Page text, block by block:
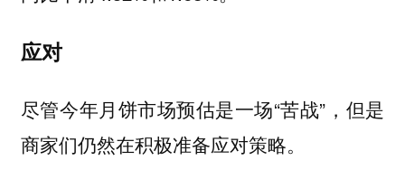
应对
尽管今年月饼市场预估是一场“苦战”，但是
商家们仍然在积极准备应对策略。